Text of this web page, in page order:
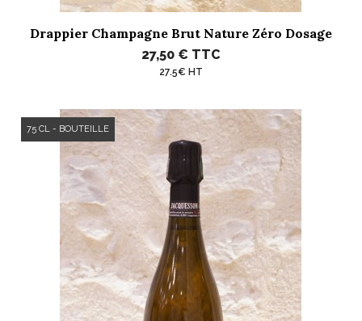
Drappier Champagne Brut Nature Zéro Dosage
27,50 € TTC
27.5€ HT
75 CL - BOUTEILLE